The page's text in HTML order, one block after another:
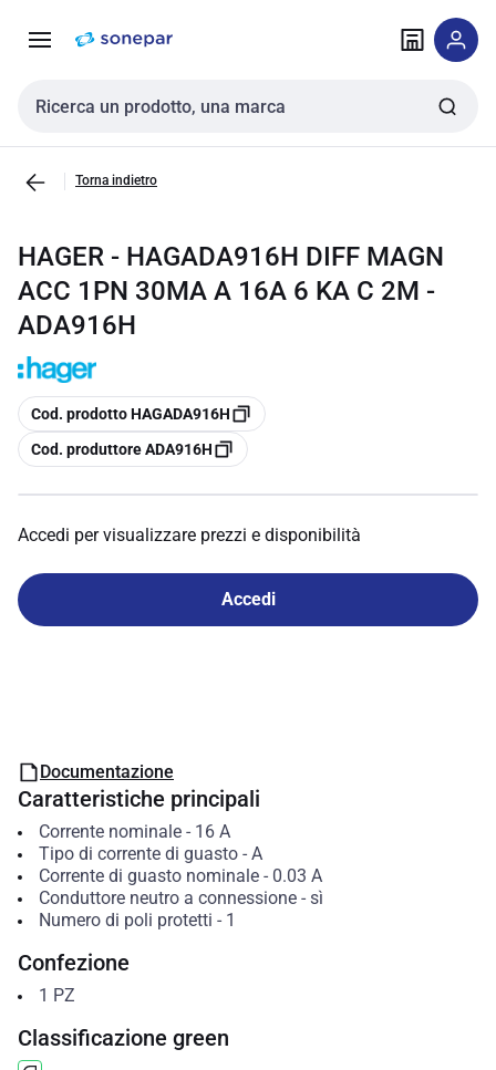
navigazione alla
Cerca input
Torna indietro
HAGER - HAGADA916H DIFF MAGN
ACC 1PN 30MA A 16A 6 KA C 2M -
ADA916H
copia
Cod. prodotto HAGADA916H
copia
Cod. produttore ADA916H
Accedi per visualizzare prezzi e disponibilità
Accedi
Documentazione
Caratteristiche principali
Corrente nominale- 16 A
Tipo di corrente di guasto- A
Corrente di guasto nominale- 0.03 A
Conduttore neutro a connessione- sì
Numero di poli protetti - 1
Confezione
1 PZ
Classificazione green